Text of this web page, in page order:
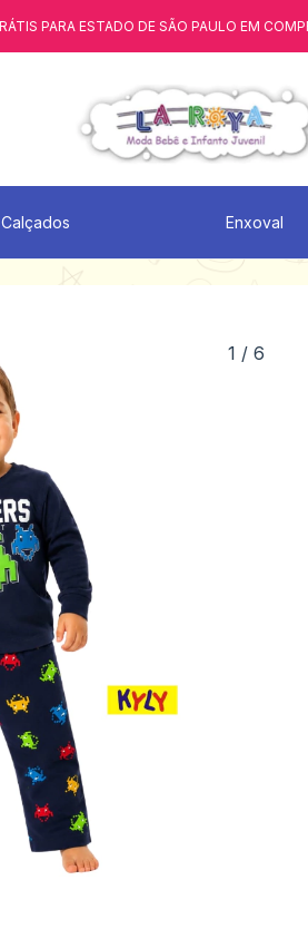
PARA ESTADO DE SÃO PAULO EM
Calçados Enxoval
1 / 6